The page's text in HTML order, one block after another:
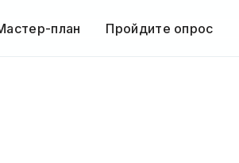
план Пройдите опрос